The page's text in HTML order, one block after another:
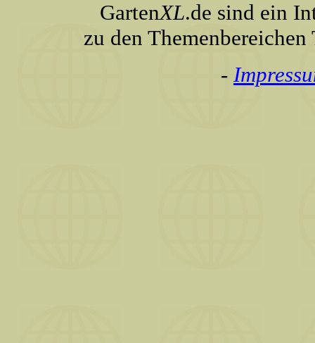
GartenXL.de sind ein
zu den
-